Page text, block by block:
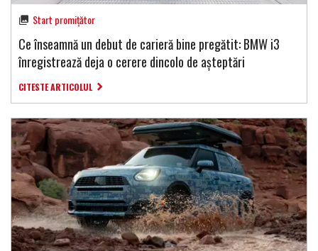
Start promițător
Ce înseamnă un debut de carieră bine pregătit: BMW i3
înregistrează deja o cerere dincolo de așteptări
CITESTE ARTICOLUL